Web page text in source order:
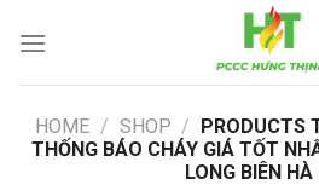
HOME / SHOP / PRODUCTS
THỐNG BÁO CHÁY GIÁ TỐT
LONG BIÊN HÀ